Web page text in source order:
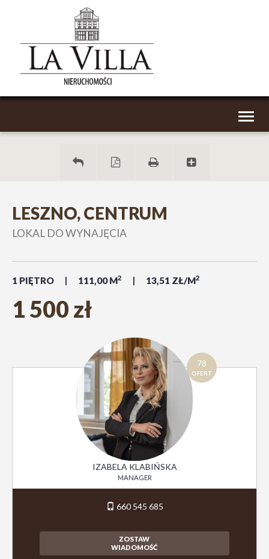
LESZNO, CENTRUM
LOKAL DO WYNAJĘCIA
1 PIĘTRO 111,00 M2 13,51 ZŁ/M2
1 500 zł
78
OFERT
IZABELA KLABIŃSKA
MANAGER
660 545 685
ZOSTAW
WIADOMOŚĆ